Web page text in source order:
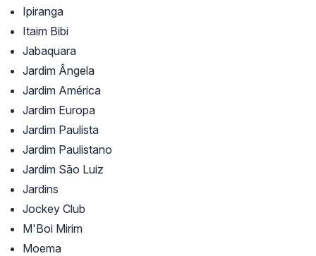
Ipiranga
Itaim Bibi
Jabaquara
Jardim Ângela
Jardim América
Jardim Europa
Jardim Paulista
Jardim Paulistano
Jardim São Luiz
Jardins
Jockey Club
M'Boi Mirim
Moema